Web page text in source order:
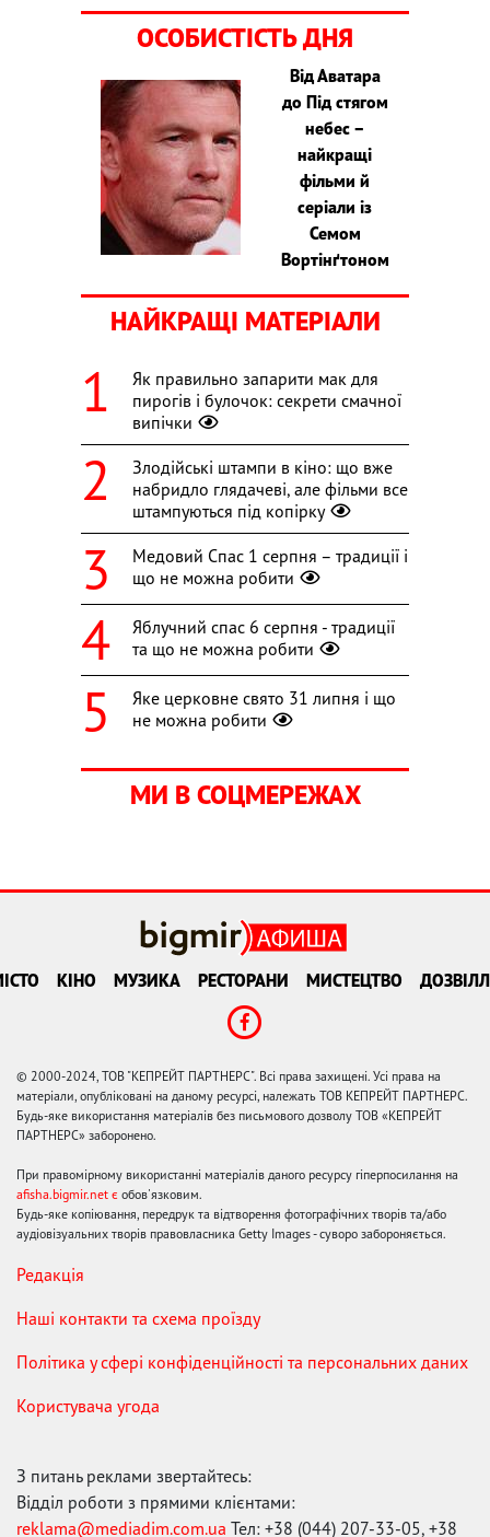
ОСОБИСТІСТЬ ДНЯ
Від Аватара
до Під стягом
небес –
найкращі
фільми й
серіали із
Семом
Вортінґтоном
НАЙКРАЩІ МАТЕРІАЛИ
Як правильно запарити мак для
пирогів і булочок: секрети смачної
випічки
Злодійські штампи в кіно: що вже
набридло глядачеві, але фільми все
штампуються під копірку
Медовий Спас 1 серпня – традиції і
що не можна робити
Яблучний спас 6 серпня - традиції
та що не можна робити
Яке церковне свято 31 липня і що
не можна робити
МИ В СОЦМЕРЕЖАХ
КІНО МУЗИКА РЕСТОРАНИ МИСТЕЦТВО
© 2000-2024, ТОВ "КЕПРЕЙТ ПАРТНЕРС". Всі права захищені. Усі права на
матеріали, опубліковані на даному ресурсі, належать ТОВ КЕПРЕЙТ ПАРТНЕРС.
Будь-яке використання матеріалів без письмового дозволу ТОВ «КЕПРЕЙТ
ПАРТНЕРС» заборонено.
При правомірному використанні матеріалів даного ресурсу гіперпосилання на
afisha.bigmir.net є обов'язковим.
Будь-яке копіювання, передрук та відтворення фотографічних творів та/або
аудіовізуальних творів правовласника Getty Images - суворо забороняється.
Редакція
Наші контакти та схема проїзду
Політика у сфері конфіденційності та персональних даних
Користувача угода
З питань реклами звертайтесь:
Відділ роботи з прямими клієнтами:
reklama@mediadim.com.ua Тел: +38 (044) 207-33-05, +38